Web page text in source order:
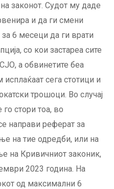
законот. Судот му даде
и да ги смени
6 месеци да ги врати
со кои застареа сите
а обвинетите беа
сега стотици и
трошоци. Во случај
стори тоа, во
направи реферат за
на тие одредби, или на
на Кривичниот законик,
2023 година. На
од максимални 6